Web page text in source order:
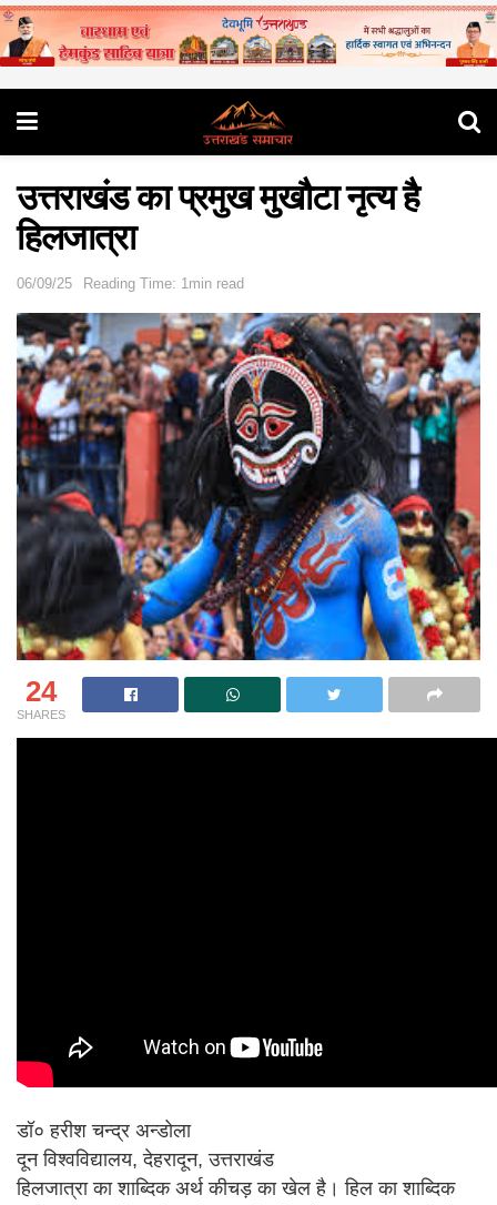
उत्तराखंड का प्रमुख मुखौटा नृत्य है
हिलजात्रा
06/09/25 Reading Time: 1min read
24
SHARES
डॉ० हरीश चन्द्र अन्डोला
दून विश्वविद्यालय, देहरादून, उत्तराखंड
हिलजात्रा का शाब्दिक अर्थ कीचड़ का खेल है। हिल का शाब्दिक